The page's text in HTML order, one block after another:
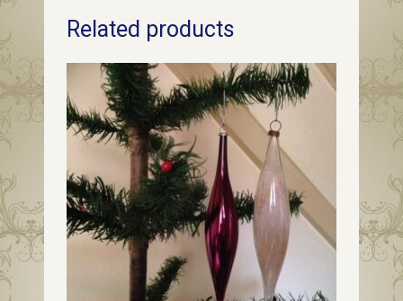
vogel
van
dun
geblazen
in
rood
Related products